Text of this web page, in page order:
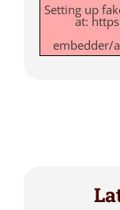
Setting up
at:
embedder/